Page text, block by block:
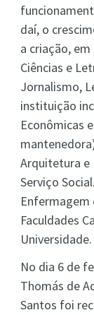
daí, o
a criação,
Ciências e
Jornalismo,
instituição
Econômicas
Arquitetura e
Serviço
Faculdades
Universidade.
No dia 6 de
Thomás de
Santos foi